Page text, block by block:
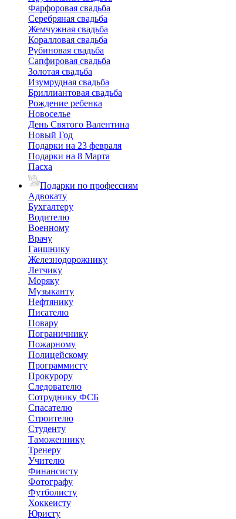
Фарфоровая свадьба
Серебряная свадьба
Жемчужная свадьба
Коралловая свадьба
Рубиновая свадьба
Сапфировая свадьба
Золотая свадьба
Изумрудная свадьба
Бриллиантовая свадьба
Рождение ребенка
Новоселье
День Святого Валентина
Новый Год
Подарки на 23 февраля
Подарки на 8 Марта
Пасха
Подарки по профессиям
Адвокату
Бухгалтеру
Водителю
Военному
Врачу
Гаишнику
Железнодорожнику
Летчику
Моряку
Музыканту
Нефтянику
Писателю
Повару
Пограничнику
Пожарному
Полицейскому
Программисту
Прокурору
Следователю
Сотруднику ФСБ
Спасателю
Строителю
Студенту
Таможеннику
Тренеру
Учителю
Финансисту
Фотографу
Футболисту
Хоккеисту
Юристу